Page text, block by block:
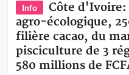
Info
Côte
agro-écologique,
filière cacao, du
pisciculture de 3
580 millions de